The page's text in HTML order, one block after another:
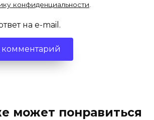
конфиденциальности.
на e-mail.
может понравиться